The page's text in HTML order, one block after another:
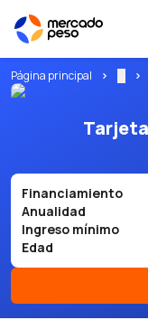
Página principal
Financiamiento
Anualidad
Ingreso mínimo
Edad